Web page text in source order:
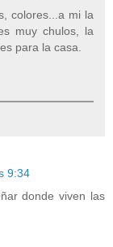
colores...a mi la
muy chulos, la
para la casa.
9:34
donde viven las